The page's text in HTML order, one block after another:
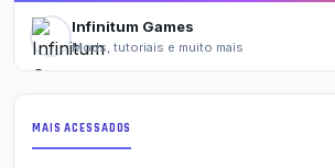
Infinitum Games
Mods, tutoriais e muito mais
MAIS ACESSADOS